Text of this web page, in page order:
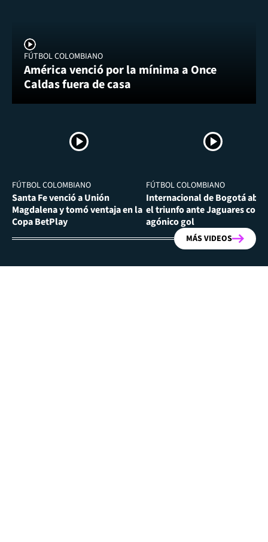
FÚTBOL COLOMBIANO
América venció por la mínima a Once
Caldas fuera de casa
FÚTBOL COLOMBIANO
Santa Fe venció a Unión
Magdalena y tomó ventaja en la
Copa BetPlay
FÚTBOL COLOMBIANO
Internacional de Bogotá
el triunfo ante Jaguares con
agónico gol
MÁS VIDEOS